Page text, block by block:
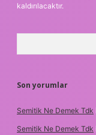
kaldırılacaktır.
Son yorumlar
Semitik Ne Demek Tdk
Semitik Ne Demek Tdk